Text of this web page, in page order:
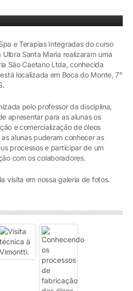
e Terapias Integradas do curso
Santa Maria realizaram uma
São Caetano Ltda, conhecida
localizada em Boca do Monte, 7°
pelo professor da disciplina,
apresentar para as alunas os
e comercialização de óleos
alunas puderam conhecer as
processos e participar de um
com os colaboradores.
visita em nossa galeria de fotos.